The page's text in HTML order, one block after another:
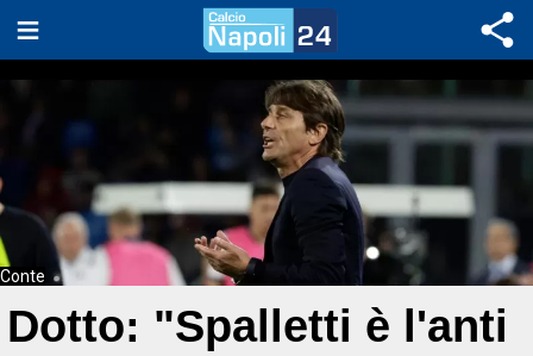
Conte
Dotto: "Spalletti è l'anti